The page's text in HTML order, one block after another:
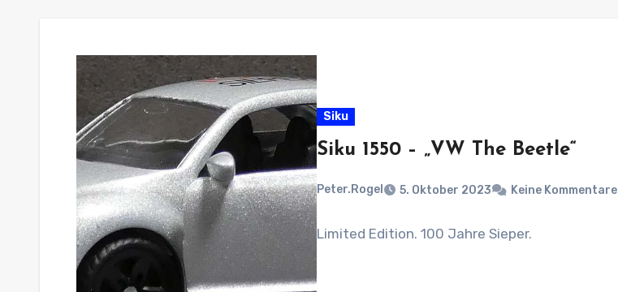
Siku
Siku 1550 – „VW The Beetle“
Peter.Rogel 5. Oktober 2023 Keine Kommentare
Limited Edition. 100 Jahre Sieper.